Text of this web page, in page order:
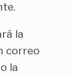
la
correo
la